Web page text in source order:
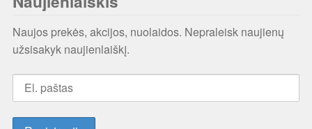
Naujos prekės, akcijos, nuolaidos. Nepraleisk naujienų
užsisakyk naujienlaiškį.